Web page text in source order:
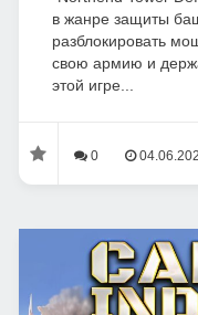
в жанре защиты
разблокировать
свою армию и
этой игре...
0